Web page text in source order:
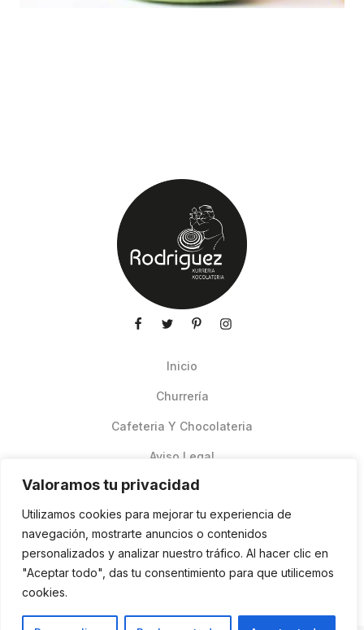
Valoramos tu privacidad
Utilizamos cookies para mejorar tu experiencia de
navegación, mostrarte anuncios o contenidos
personalizados y analizar nuestro tráfico. Al hacer clic en
"Aceptar todo", das tu consentimiento para que utilicemos
cookies.
Inicio
Churrería
Cafeteria Y Chocolateria
Aviso Legal
Pedidos Online Glovo
Contacto